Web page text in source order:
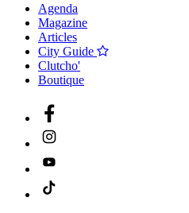
Agenda
Magazine
Articles
City Guide
Clutcho'
Boutique